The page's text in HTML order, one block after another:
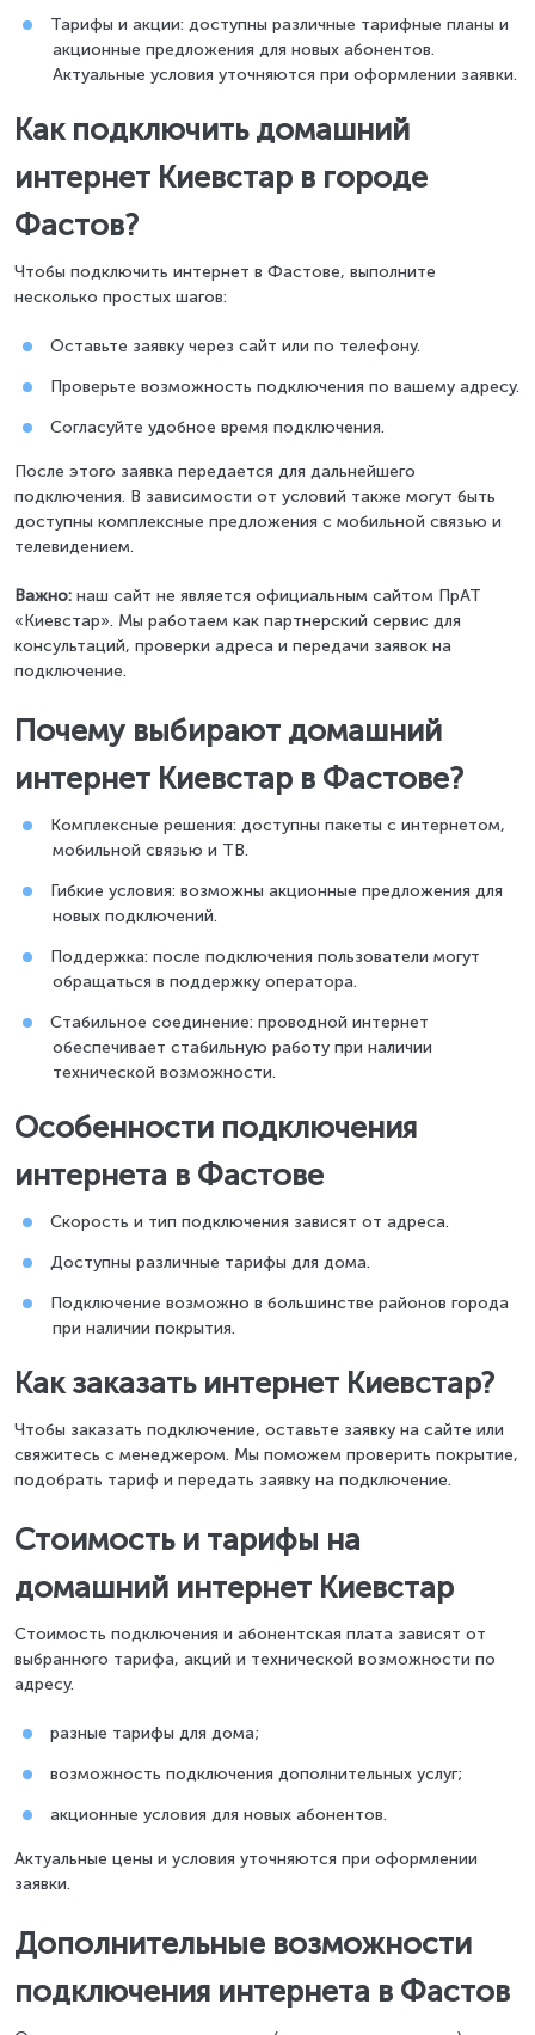
Тарифы и акции: доступны различные тарифные планы и
акционные предложения для новых абонентов.
Актуальные условия уточняются при оформлении заявки.
Как подключить домашний
интернет Киевстар в городе
Фастов?
Чтобы подключить интернет в Фастове, выполните
несколько простых шагов:
Оставьте заявку через сайт или по телефону.
Проверьте возможность подключения по вашему адресу.
Согласуйте удобное время подключения.
После этого заявка передается для дальнейшего
подключения. В зависимости от условий также могут быть
доступны комплексные предложения с мобильной связью и
телевидением.
Важно: наш сайт не является официальным сайтом ПрАТ
«Киевстар». Мы работаем как партнерский сервис для
консультаций, проверки адреса и передачи заявок на
подключение.
Почему выбирают домашний
интернет Киевстар в Фастове?
Комплексные решения: доступны пакеты с интернетом,
мобильной связью и ТВ.
Гибкие условия: возможны акционные предложения для
новых подключений.
Поддержка: после подключения пользователи могут
обращаться в поддержку оператора.
Стабильное соединение: проводной интернет
обеспечивает стабильную работу при наличии
технической возможности.
Особенности подключения
интернета в Фастове
Скорость и тип подключения зависят от адреса.
Доступны различные тарифы для дома.
Подключение возможно в большинстве районов города
при наличии покрытия.
Как заказать интернет Киевстар?
Чтобы заказать подключение, оставьте заявку на сайте или
свяжитесь с менеджером. Мы поможем проверить покрытие,
подобрать тариф и передать заявку на подключение.
Стоимость и тарифы на
домашний интернет Киевстар
Стоимость подключения и абонентская плата зависят от
выбранного тарифа, акций и технической возможности по
адресу.
разные тарифы для дома;
возможность подключения дополнительных услуг;
акционные условия для новых абонентов.
Актуальные цены и условия уточняются при оформлении
заявки.
Дополнительные возможности
подключения интернета в Фастов